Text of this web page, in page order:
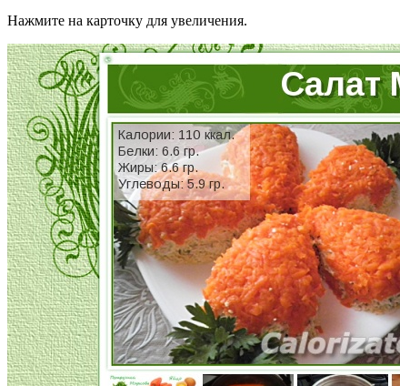
Нажмите на карточку для увеличения.